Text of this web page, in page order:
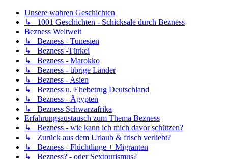
Unsere wahren Geschichten
↳ 1001 Geschichten - Schicksale durch Bezness
Bezness Weltweit
↳ Bezness - Tunesien
↳ Bezness -Türkei
↳ Bezness - Marokko
↳ Bezness - übrige Länder
↳ Bezness - Asien
↳ Bezness u. Ehebetrug Deutschland
↳ Bezness - Ägypten
↳ Bezness Schwarzafrika
Erfahrungsaustausch zum Thema Bezness
↳ Bezness - wie kann ich mich davor schützen?
↳ Zurück aus dem Urlaub & frisch verliebt?
↳ Bezness - Flüchtlinge + Migranten
↳ Bezness? - oder Sextourismus?